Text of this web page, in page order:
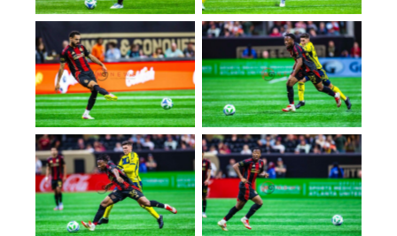
No Caption No Caption
No Caption No Caption